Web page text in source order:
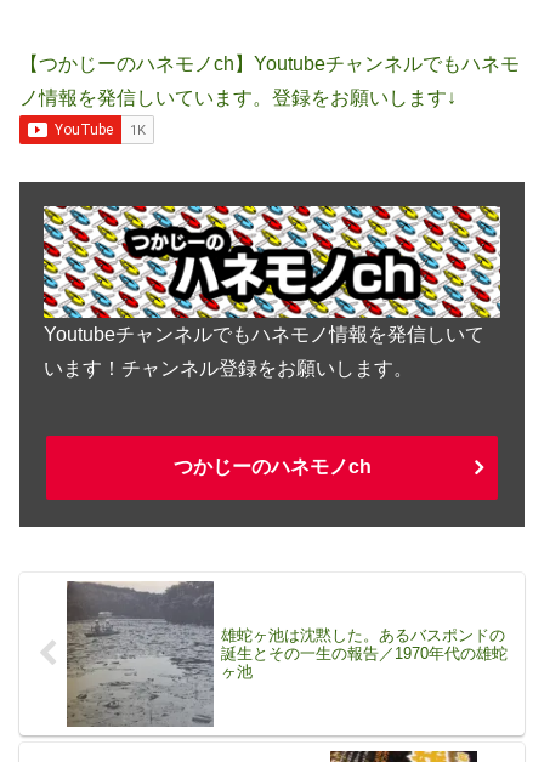
【つかじーのハネモノch】Youtubeチャンネルでもハネモ
ノ情報を発信しいています。登録をお願いします↓
Youtubeチャンネルでもハネモノ情報を発信しいて
います！チャンネル登録をお願いします。
つかじーのハネモノch
雄蛇ヶ池は沈黙した。あるバスポンドの
誕生とその一生の報告／1970年代の雄蛇
ヶ池